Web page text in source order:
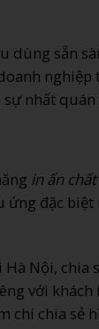
dùng sẵn
sự nhất
in ấn
ứng đặc
Nội, chia
với
chí chia sẻ